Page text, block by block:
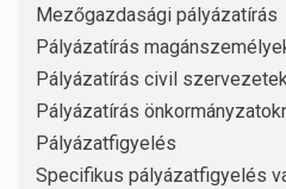
Mezőgazdasági pályázatírás
Pályázatírás
Pályázatírás civil
Pályázatírás
Pályázatfigyelés
Specifikus pályázatfigyelés